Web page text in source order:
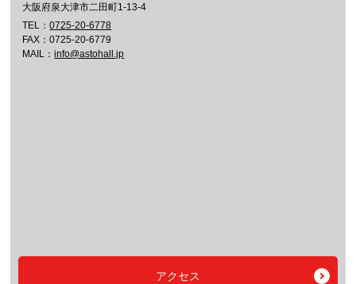
大阪府泉大津市二田町1-13-4
TEL：0725-20-6778
FAX：0725-20-6779
MAIL：info@astohall.jp
アクセス